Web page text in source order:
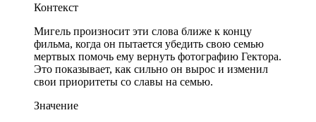
Контекст
Мигель произносит эти слова ближе к концу
фильма, когда он пытается убедить свою семью
мертвых помочь ему вернуть фотографию Гектора.
Это показывает, как сильно он вырос и изменил
свои приоритеты со славы на семью.
Значение